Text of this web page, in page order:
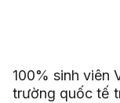
100% sinh viên
trường quốc tế